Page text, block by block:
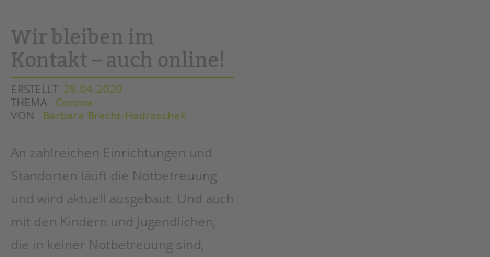
Förderzentren
Kollegs
EFöB
Schulbezogene Sozialarbeit
HILFEN ZUR ERZIEHUNG
EINGLIEDERUNGSHILFE
Suchen
Wir bleiben im
Kontakt – auch online!
ERSTELLT 28.04.2020
THEMA Corona
VON
Barbara Brecht-Hadraschek
An zahlreichen Einrichtungen und
Standorten läuft die Notbetreuung
und wird aktuell ausgebaut. Und auch
mit den Kindern und Jugendlichen,
die in keiner Notbetreuung sind,